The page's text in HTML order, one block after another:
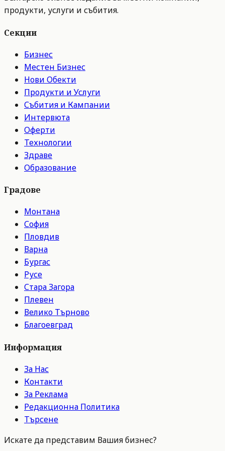
продукти, услуги и събития.
Секции
Бизнес
Местен Бизнес
Нови Обекти
Продукти и Услуги
Събития и Кампании
Интервюта
Оферти
Технологии
Здраве
Образование
Градове
Монтана
София
Пловдив
Варна
Бургас
Русе
Стара Загора
Плевен
Велико Търново
Благоевград
Информация
За Нас
Контакти
За Реклама
Редакционна Политика
Търсене
Искате да представим Вашия бизнес?